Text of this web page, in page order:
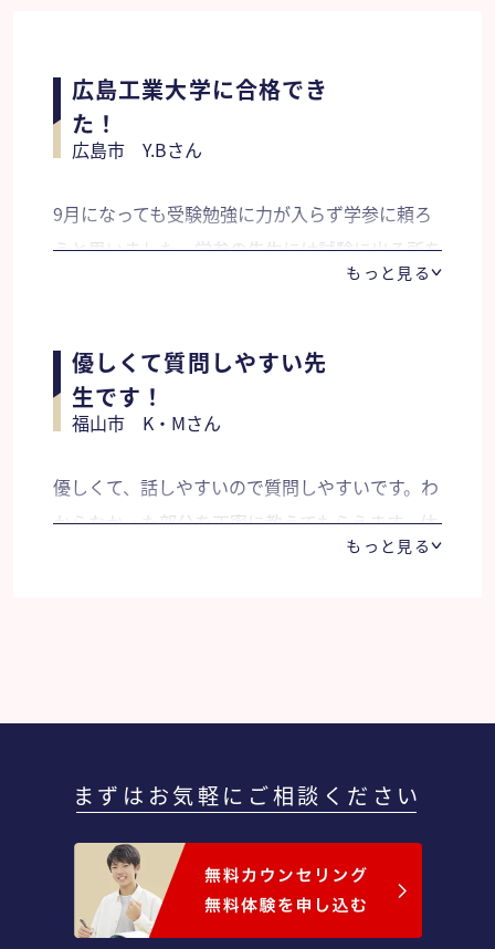
広島工業大学に合格でき
た！
広島市 Y.Bさん
9月になっても受験勉強に力が入らず学参に頼ろ
うと思いました。学参の先生には試験に出る所を
重点的に教えてもらい、重要なポイントは宿題で
なしました。先生の授業はとてもわかり易かった
です。試験当日は「わからない問題が出ても諦め
ず途中の式まで書くこと」とアドバイスをもらい
することが出来ました。
もっと見る
優しくて質問しやすい先
生です！
福山市 K・Mさん
優しくて、話しやすいので質問しやすいです。わ
からなかった部分を丁寧に教えてもらえます。体
験してから決められるというのもいいです。
もっと見る
まずはお気軽にご相談ください